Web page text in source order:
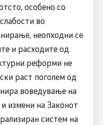
особено со
во
неопходни се
и расходите од
реформи не
раст поголем од
воведување на
измени на Законот
систем на